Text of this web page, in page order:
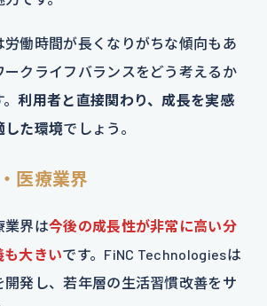
働時間が長くなりがちな傾向もあ
ークライフバランスをどう考えるか
。利用者と直接関わり、成長を実感
した環境でしょう。
医療業界
業界は今後の成長性が非常に高い分
も大きいです。FiNC Technologiesは
発し、若年層の生活習慣改善をサ